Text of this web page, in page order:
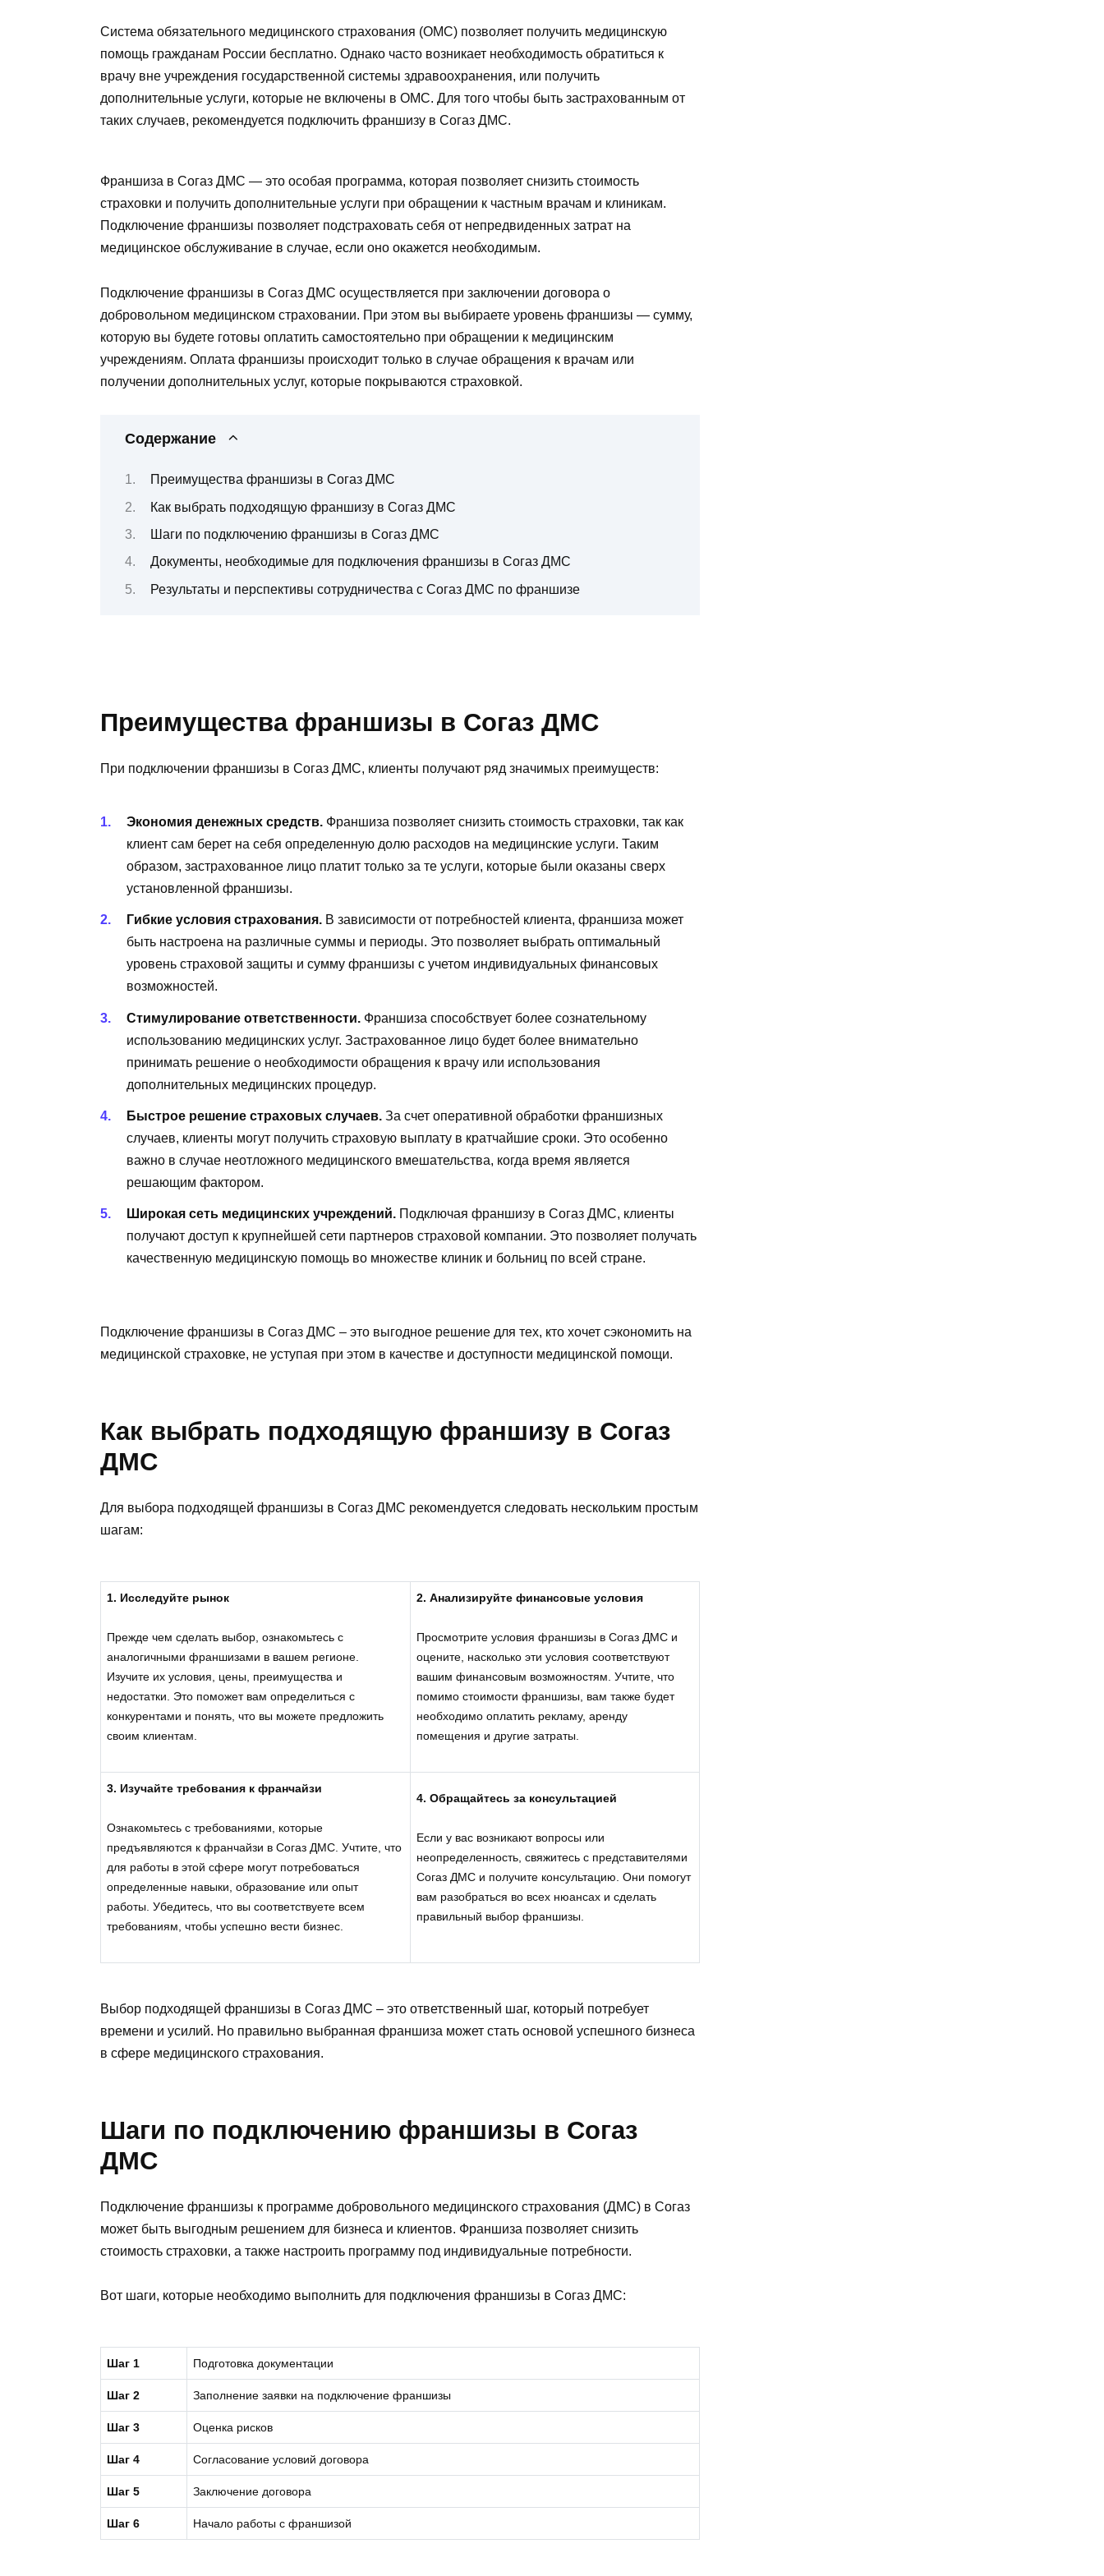
Система обязательного медицинского страхования (ОМС) позволяет получить медицинскую
помощь гражданам России бесплатно. Однако часто возникает необходимость обратиться к
врачу вне учреждения государственной системы здравоохранения, или получить
дополнительные услуги, которые не включены в ОМС. Для того чтобы быть застрахованным от
таких случаев, рекомендуется подключить франшизу в Согаз ДМС.
Франшиза в Согаз ДМС — это особая программа, которая позволяет снизить стоимость
страховки и получить дополнительные услуги при обращении к частным врачам и клиникам.
Подключение франшизы позволяет подстраховать себя от непредвиденных затрат на
медицинское обслуживание в случае, если оно окажется необходимым.
Подключение франшизы в Согаз ДМС осуществляется при заключении договора о
добровольном медицинском страховании. При этом вы выбираете уровень франшизы — сумму,
которую вы будете готовы оплатить самостоятельно при обращении к медицинским
учреждениям. Оплата франшизы происходит только в случае обращения к врачам или
получении дополнительных услуг, которые покрываются страховкой.
Содержание
Преимущества франшизы в Согаз ДМС
Как выбрать подходящую франшизу в Согаз ДМС
Шаги по подключению франшизы в Согаз ДМС
Документы, необходимые для подключения франшизы в Согаз ДМС
Результаты и перспективы сотрудничества с Согаз ДМС по франшизе
Преимущества франшизы в Согаз ДМС
При подключении франшизы в Согаз ДМС, клиенты получают ряд значимых преимуществ:
Экономия денежных средств. Франшиза позволяет снизить стоимость страховки, так как
клиент сам берет на себя определенную долю расходов на медицинские услуги. Таким
образом, застрахованное лицо платит только за те услуги, которые были оказаны сверх
установленной франшизы.
Гибкие условия страхования. В зависимости от потребностей клиента, франшиза может
быть настроена на различные суммы и периоды. Это позволяет выбрать оптимальный
уровень страховой защиты и сумму франшизы с учетом индивидуальных финансовых
возможностей.
Стимулирование ответственности. Франшиза способствует более сознательному
использованию медицинских услуг. Застрахованное лицо будет более внимательно
принимать решение о необходимости обращения к врачу или использования
дополнительных медицинских процедур.
Быстрое решение страховых случаев. За счет оперативной обработки франшизных
случаев, клиенты могут получить страховую выплату в кратчайшие сроки. Это особенно
важно в случае неотложного медицинского вмешательства, когда время является
решающим фактором.
Широкая сеть медицинских учреждений. Подключая франшизу в Согаз ДМС, клиенты
получают доступ к крупнейшей сети партнеров страховой компании. Это позволяет получать
качественную медицинскую помощь во множестве клиник и больниц по всей стране.
Подключение франшизы в Согаз ДМС – это выгодное решение для тех, кто хочет сэкономить на
медицинской страховке, не уступая при этом в качестве и доступности медицинской помощи.
Как выбрать подходящую франшизу в Согаз
ДМС
Для выбора подходящей франшизы в Согаз ДМС рекомендуется следовать нескольким простым
шагам:
1. Исследуйте рынок
Прежде чем сделать выбор, ознакомьтесь с
аналогичными франшизами в вашем регионе.
Изучите их условия, цены, преимущества и
недостатки. Это поможет вам определиться с
конкурентами и понять, что вы можете предложить
своим клиентам.
2. Анализируйте финансовые условия
Просмотрите условия франшизы в Согаз ДМС и
оцените, насколько эти условия соответствуют
вашим финансовым возможностям. Учтите, что
помимо стоимости франшизы, вам также будет
необходимо оплатить рекламу, аренду
помещения и другие затраты.
3. Изучайте требования к франчайзи
Ознакомьтесь с требованиями, которые
предъявляются к франчайзи в Согаз ДМС. Учтите, что
для работы в этой сфере могут потребоваться
определенные навыки, образование или опыт
работы. Убедитесь, что вы соответствуете всем
требованиям, чтобы успешно вести бизнес.
4. Обращайтесь за консультацией
Если у вас возникают вопросы или
неопределенность, свяжитесь с представителями
Согаз ДМС и получите консультацию. Они помогут
вам разобраться во всех нюансах и сделать
правильный выбор франшизы.
Выбор подходящей франшизы в Согаз ДМС – это ответственный шаг, который потребует
времени и усилий. Но правильно выбранная франшиза может стать основой успешного бизнеса
в сфере медицинского страхования.
Шаги по подключению франшизы в Согаз
ДМС
Подключение франшизы к программе добровольного медицинского страхования (ДМС) в Согаз
может быть выгодным решением для бизнеса и клиентов. Франшиза позволяет снизить
стоимость страховки, а также настроить программу под индивидуальные потребности.
Вот шаги, которые необходимо выполнить для подключения франшизы в Согаз ДМС:
Шаг 1 Подготовка документации
Шаг 2 Заполнение заявки на подключение франшизы
Шаг 3 Оценка рисков
Шаг 4 Согласование условий договора
Шаг 5 Заключение договора
Шаг 6 Начало работы с франшизой